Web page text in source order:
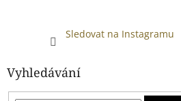
Sledovat na Instagramu
Vyhledávání